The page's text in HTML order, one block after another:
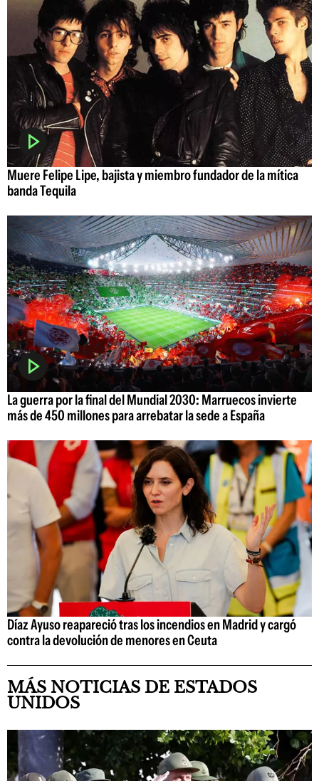
Muere Felipe Lipe, bajista y miembro fundador de la mítica
banda Tequila
La guerra por la final del Mundial 2030: Marruecos invierte
más de 450 millones para arrebatar la sede a España
Díaz Ayuso reapareció tras los incendios en Madrid y cargó
contra la devolución de menores en Ceuta
MÁS NOTICIAS DE ESTADOS
UNIDOS